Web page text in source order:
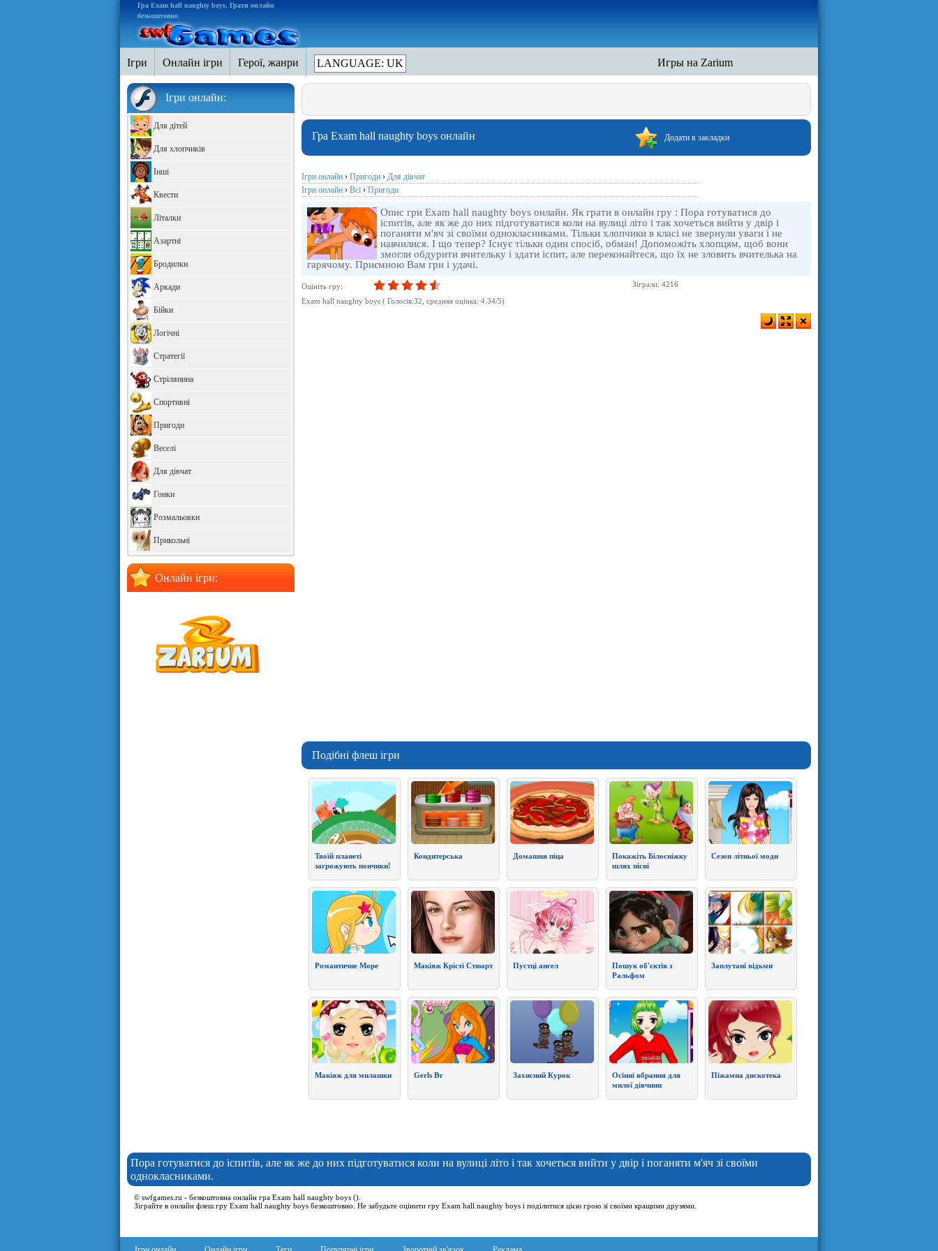
Гра Exam hall naughty boys. Грати онлайн
безкоштовно
Пора готуватися до іспитів, але як же до них підготуватися коли на вулиці літо і так хочеться вийти у двір і поганяти м'яч зі своїми
однокласниками.
© swfgames.ru - безкоштовна онлайн гра Exam hall naughty boys ().
Зіграйте в онлайн флеш гру Exam hall naughty boys безкоштовно. Не забудьте оцінити гру Exam hall naughty boys і поділитися цією грою зі своїми кращими друзями.
Ігри Онлайн ігри Герої, жанри LANGUAGE: UK Игры на Zarium
Ігри онлайн:
Для дітей
Для хлопчиків
Інші
Квести
Літалки
Азартні
Бродилки
Аркади
Бійки
Логічні
Стратегії
Стрілянина
Спортивні
Пригоди
Веселі
Для дівчат
Гонки
Розмальовки
Прикольні
Онлайн ігри:
Додати в закладки
Гра Exam hall naughty boys онлайн
Ігри онлайн › Пригоди › Для дівчат
Ігри онлайн › Всі › Пригоди
Опис гри Exam hall naughty boys онлайн. Як грати в онлайн гру : Пора готуватися до
іспитів, але як же до них підготуватися коли на вулиці літо і так хочеться вийти у двір і
поганяти м'яч зі своїми однокласниками. Тільки хлопчики в класі не звернули уваги і не
навчилися. І що тепер? Існує тільки один спосіб, обман! Допоможіть хлопцям, щоб вони
змогли обдурити вчительку і здати іспит, але переконайтеся, що їх не зловить вчителька на
гарячому. Приємною Вам гри і удачі.
Оцініть гру:
Зіграли: 4216
Exam hall naughty boys ( Голосів:32 , cредняя оцінка: 4.34/5)
Подібні флеш ігри
Твоїй планеті
загрожують пончики!
Кондитерська Домашня піца
Покажіть Білосніжку
шлях пісні
Сезон літньої моди
Романтичне Море Макіяж Крісті Стюарт Пустці ангел
Пошук об'єктів з
Ральфом
Заплутані відьми
Макіяж для милашки Gerls Вт Захисний Курок
Осінні вбрання для
милої дівчини
Піжамна дискотека